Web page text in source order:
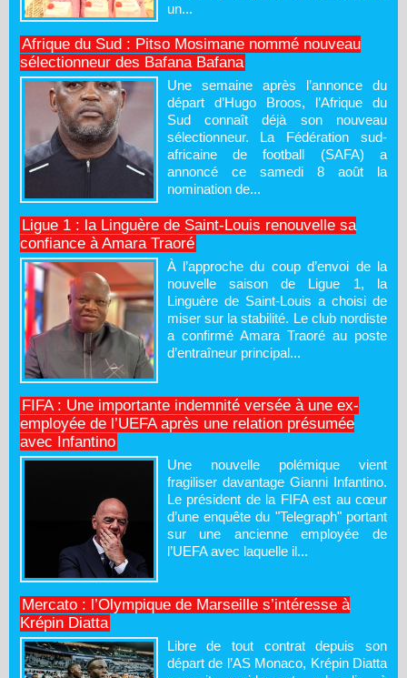
un...
Afrique du Sud : Pitso Mosimane nommé nouveau
sélectionneur des Bafana Bafana
Une semaine après l’annonce du
départ d’Hugo Broos, l’Afrique du
Sud connaît déjà son nouveau
sélectionneur. La Fédération sud-
africaine de football (SAFA) a
annoncé ce samedi 8 août la
nomination de...
Ligue 1 : la Linguère de Saint-Louis renouvelle sa
confiance à Amara Traoré
À l’approche du coup d’envoi de la
nouvelle saison de Ligue 1, la
Linguère de Saint-Louis a choisi de
miser sur la stabilité. Le club nordiste
a confirmé Amara Traoré au poste
d’entraîneur principal...
FIFA : Une importante indemnité versée à une ex-
employée de l’UEFA après une relation présumée
avec Infantino
Une nouvelle polémique vient
fragiliser davantage Gianni Infantino.
Le président de la FIFA est au cœur
d’une enquête du "Telegraph" portant
sur une ancienne employée de
l’UEFA avec laquelle il...
Mercato : l’Olympique de Marseille s’intéresse à
Krépin Diatta
Libre de tout contrat depuis son
départ de l’AS Monaco, Krépin Diatta